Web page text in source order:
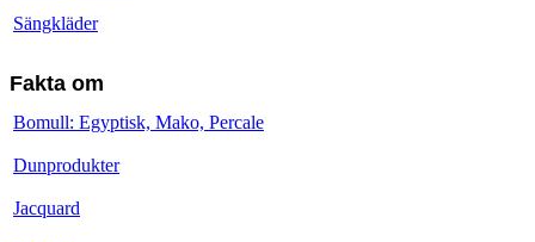
Sängkläder
Fakta om
Bomull: Egyptisk, Mako, Percale
Dunprodukter
Jacquard